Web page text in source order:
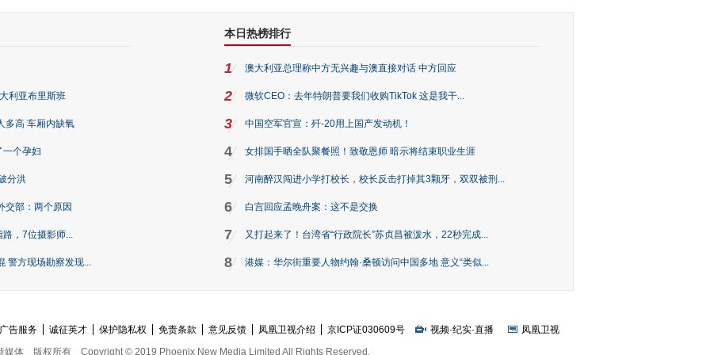
利亚布里斯班
多高 车厢内缺氧
一个孕妇
分洪
交部：两个原因
，7位摄影师...
警方现场勘察发现...
本日热榜排行
1 澳大利亚总理称中方无兴趣与澳直接对话 中方回应
2 微软CEO：去年特朗普要我们收购TikTok 这是我干...
3 中国空军官宣：歼-20用上国产发动机！
4 女排国手晒全队聚餐照！致敬恩师 暗示将结束职业生涯
5 河南醉汉闯进小学打校长，校长反击打掉其3颗牙，双双被刑...
6 白宫回应孟晚舟案：这不是交换
7 又打起来了！台湾省“行政院长”苏贞昌被泼水，22秒完成...
8 港媒：华尔街重要人物约翰·桑顿访问中国多地 意义“类似...
广告服务 诚征英才 保护隐私权 免责条款 意见反馈 凤凰卫视介绍 京ICP证030609号 视频·纪实·直播
凤凰卫视
媒体
版权所有 Copyright © 2019 Phoenix New Media Limited All Rights Reserved.